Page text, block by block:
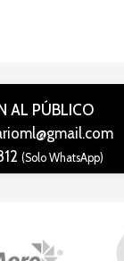
AL PÚBLICO
(Solo WhatsApp)